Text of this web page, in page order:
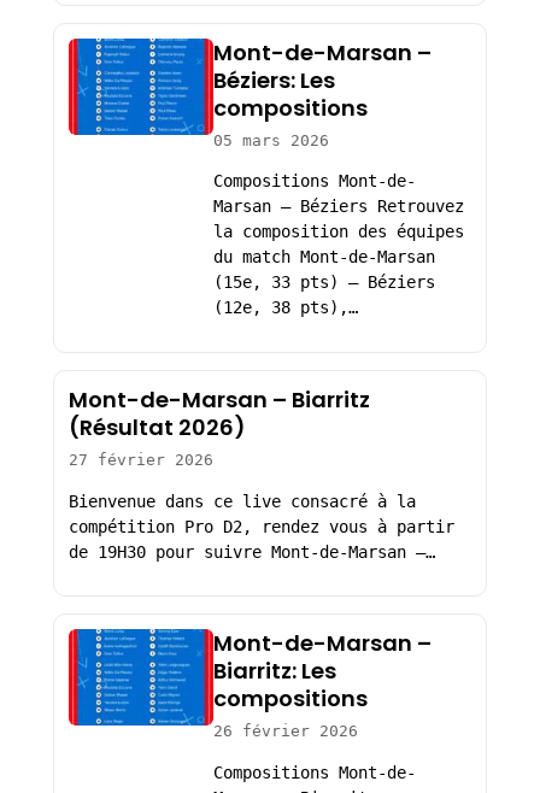
Mont-de-Marsan –
Béziers: Les
compositions
05 mars 2026
Compositions Mont-de-
Marsan – Béziers Retrouvez
la composition des équipes
du match Mont-de-Marsan
(15e, 33 pts) – Béziers
(12e, 38 pts),…
Mont-de-Marsan – Biarritz
(Résultat 2026)
27 février 2026
Bienvenue dans ce live consacré à la
compétition Pro D2, rendez vous à partir
de 19H30 pour suivre Mont-de-Marsan –…
Mont-de-Marsan –
Biarritz: Les
compositions
26 février 2026
Compositions Mont-de-